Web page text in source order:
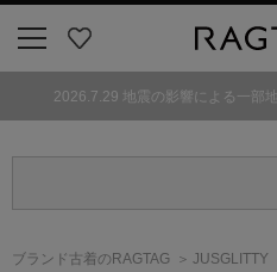
気
2026.7.29 地震の影響による一部
ブランド古着のRAGTAG JUSGLITTY